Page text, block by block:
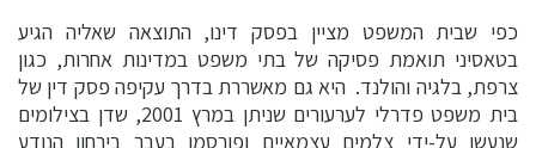
כפי שבית המשפט מציין בפסק דינו, התוצאה שאליה הגיע
בטאסיני תואמת פסיקה של בתי משפט במדינות אחרות, כגון
צרפת, בלגיה והולנד. היא גם מאשררת בדרך עקיפה פסק דין של
בית משפט פדרלי לערעורים שניתן במרץ 2001, שדן בצילומים
שנעשו על-ידי צלמים עצמאיים ופורסמו בעבר בירחון הנודע